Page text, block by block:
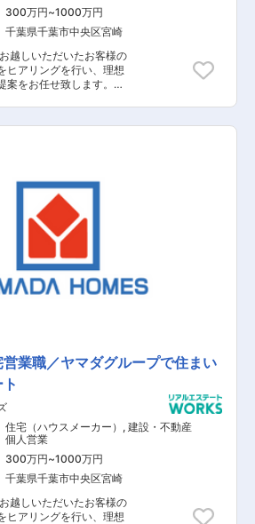
300万円~1000万円
千葉県千葉市中央区宮崎
越しいただいたお客様の
ヒアリングを行い、理想
案をお任せ致します。土
作業 ■引き渡し後のアフ
ホールディングスの不動
の募集となります。ヤマ
ープのグループシナジー
立されており、安定して
た、飛び込み営業はほと
しいただいたお客様や資
応が主になります。
営業職／ヤマダグループで住まい
住宅（ハウスメーカー） , 建設・不動産
個人営業
300万円~1000万円
千葉県千葉市中央区宮崎
越しいただいたお客様の
ヒアリングを行い、理想